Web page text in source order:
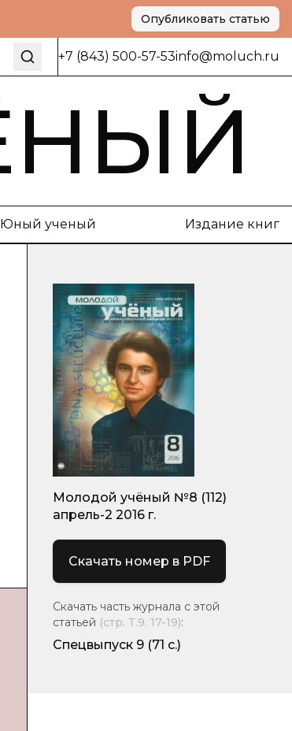
Опубликовать статью
+7 (843) 500-57-53info@moluch.ru
Юный ученый Издание книг
Молодой учёный №8 (112)
апрель-2 2016 г.
Скачать номер в PDF
Скачать часть журнала с этой
статьей (стр. Т.9. 17-19):
Спецвыпуск 9 (71 с.)